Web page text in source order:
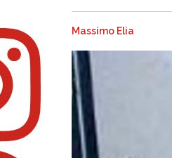
Massimo Elia